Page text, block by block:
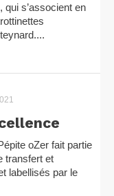
s’associent en
oZer fait partie
transfert et
labellisés par le